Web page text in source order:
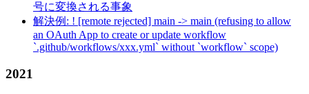
号に変換される事象
解決例: ! [remote rejected] main -> main (refusing to allow
an OAuth App to create or update workflow
`.github/workflows/xxx.yml` without `workflow` scope)
2021